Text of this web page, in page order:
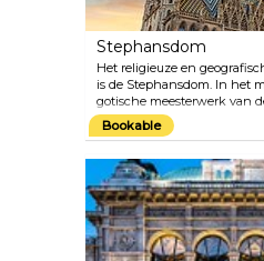
Stephansdom
Het religieuze en
is de Stephansdom. In het
gotische meesterwerk van
prachtige pannendak en
feite veel kunstwerken uit
barokke altaar en de
Boek een complete
bezoek de diepe
hoge toren. Wanneer op
Pummerin luidt, de
wordt dit zelfs op tv
Bookable